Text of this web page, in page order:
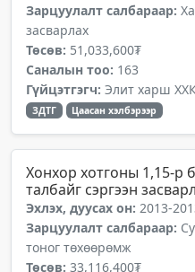
Зарцуулалт салбараар:
засварлах
Төсөв: 51,033,600₮
Саналын тоо: 163
Гүйцэтгэгч: Элит харш
ЗДТГ Цаасан хэлбэрээр
Хонхор хотгоны 1,15-р
талбайг сэргээн
Эхлэх, дуусах он: 2013-
Зарцуулалт салбараар:
тоног төхөөрөмж
Төсөв: 33,116,400₮